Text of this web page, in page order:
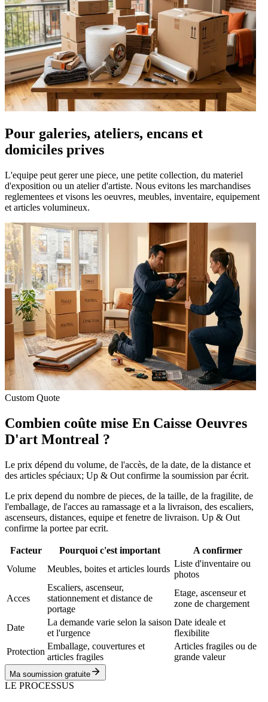
Pour galeries, ateliers, encans et
domiciles prives
L'equipe peut gerer une piece, une petite collection, du materiel
d'exposition ou un atelier d'artiste. Nous evitons les marchandises
reglementees et visons les oeuvres, meubles, inventaire, equipement
et articles volumineux.
Custom Quote
Combien coûte mise En Caisse Oeuvres
D'art Montreal ?
Le prix dépend du volume, de l'accès, de la date, de la distance et
des articles spéciaux; Up & Out confirme la soumission par écrit.
Le prix depend du nombre de pieces, de la taille, de la fragilite, de
l'emballage, de l'acces au ramassage et a la livraison, des escaliers,
ascenseurs, distances, equipe et fenetre de livraison. Up & Out
confirme la portee par ecrit.
Facteur Pourquoi c'est important
A confirmer
Volume
Meubles, boites et articles lourds
Liste d'inventaire ou
photos
Acces
Escaliers, ascenseur,
stationnement et distance de
portage
Etage, ascenseur et
zone de chargement
Date
La demande varie selon la saison
et l'urgence
Date ideale et
flexibilite
Protection
Emballage, couvertures et
articles fragiles
Articles fragiles ou de
grande valeur
Ma soumission gratuite
LE PROCESSUS